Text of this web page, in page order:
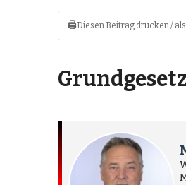
🖨Diesen Beitrag drucken /